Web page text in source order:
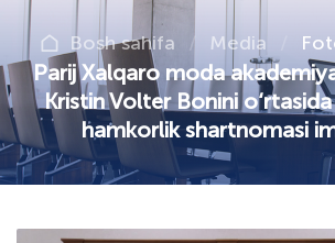
Bosh sahifa Media
Parij Xalqaro moda
Kristin Volter Bonini
hamkorlik shartnomasi